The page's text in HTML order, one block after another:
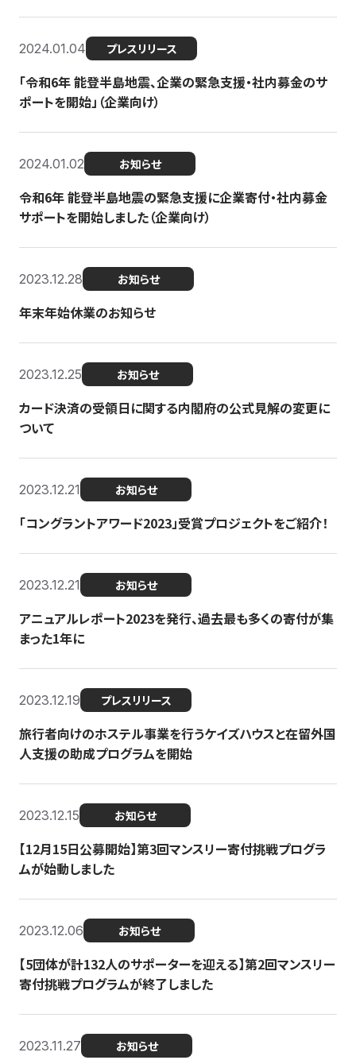
2024.01.04 プレスリリース
「令和6年 能登半島地震、企業の緊急支援・社内募金のサ
ポートを開始」（企業向け）
2024.01.02 お知らせ
令和6年 能登半島地震の緊急支援に企業寄付・社内募金
サポートを開始しました（企業向け）
2023.12.28 お知らせ
年末年始休業のお知らせ
2023.12.25 お知らせ
カード決済の受領日に関する内閣府の公式見解の変更に
ついて
2023.12.21 お知らせ
「コングラントアワード2023」受賞プロジェクトをご紹介！
2023.12.21 お知らせ
アニュアルレポート2023を発行、過去最も多くの寄付が集
まった1年に
2023.12.19 プレスリリース
旅行者向けのホステル事業を行うケイズハウスと在留外国
人支援の助成プログラムを開始
2023.12.15 お知らせ
【12月15日公募開始】第3回マンスリー寄付挑戦プログラ
ムが始動しました
2023.12.06 お知らせ
【5団体が計132人のサポーターを迎える】第2回マンスリー
寄付挑戦プログラムが終了しました
2023.11.27 お知らせ